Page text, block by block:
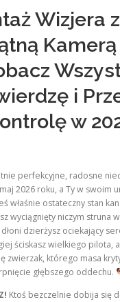
Wizjera z
Kamerą
i
w
perfekcyjne, radosne
maj 2026 roku, a Ty w swoim
właśnie ostateczny stan
wyciągnięty niczym struna
dzierżysz ociekający
ściskasz wielkiego pilota,
zwierzak, którego masa
głębszego oddechu.
Ktoś bezczelnie dobija się